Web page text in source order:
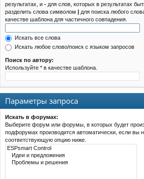
результатах, и - для слов, которых в результатах
разделить слова символом | для поиска любого
качестве шаблона для частичного совпадения.
Искать все слова
Искать любое слово/поиск с языком запросов
Поиск по автору:
Используйте * в качестве шаблона.
Параметры запроса
Искать в форумах:
Выберите форум или форумы, в которых будет
подфорумах производится автоматически, если вы
соответствующую опцию ниже.